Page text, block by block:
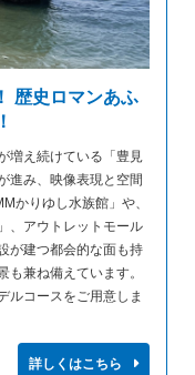
歴史ロマンあふ
増え続けている「豊見
進み、映像表現と空間
かりゆし水族館」や、
、アウトレットモール
が建つ都会的な面も持
兼ね備えています。
ルコースをご用意しま
詳しくはこちら